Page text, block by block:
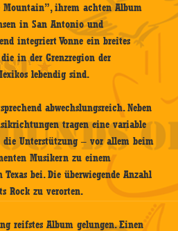
Mountain”, ihrem achten Album
in San Antonio und
integriert Vonne ein breites
in der Grenzregion der
lebendig sind.
abwechslungsreich. Neben
tragen eine variable
Unterstützung – vor allem beim
Musikern zu einem
bei. Die überwiegende Anzahl
Rock zu verorten.
reifstes Album gelungen. Einen